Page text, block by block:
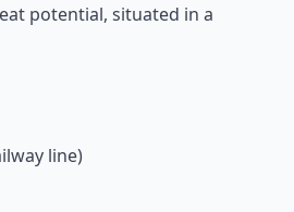
potential, situated in a
line)